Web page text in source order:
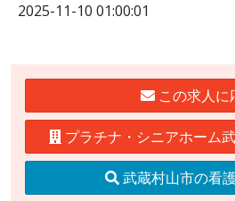
2025-11-10 01:00:01
この求人に
プラチナ・シニアホーム
武蔵村山市の看